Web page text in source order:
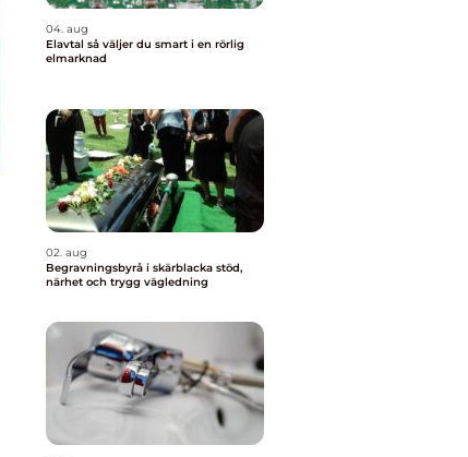
04. aug
Elavtal så väljer du smart i en rörlig
elmarknad
02. aug
Begravningsbyrå i skärblacka stöd,
närhet och trygg vägledning